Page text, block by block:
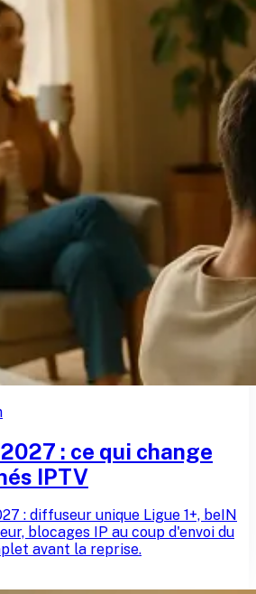
: ce qui change
IPTV
: diffuseur unique Ligue 1+, beIN
blocages IP au coup d'envoi du
avant la reprise.